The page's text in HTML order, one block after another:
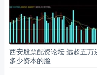
西安股票配资论坛 远超五
多少资本的脸